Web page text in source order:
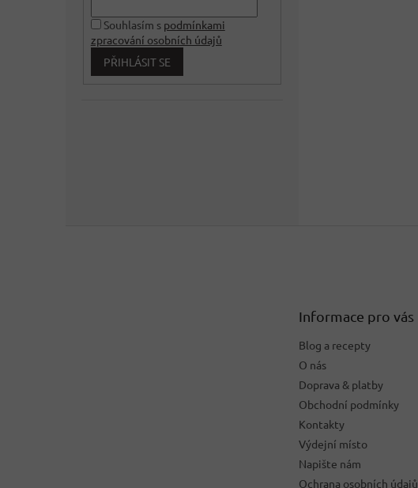
Souhlasím s podmínkami
zpracování osobních údajů
PŘIHLÁSIT SE
Informace pro vás
Blog a recepty
O nás
Doprava & platby
Obchodní podmínky
Kontakty
Výdejní místo
Napište nám
Ochrana osobních údajů